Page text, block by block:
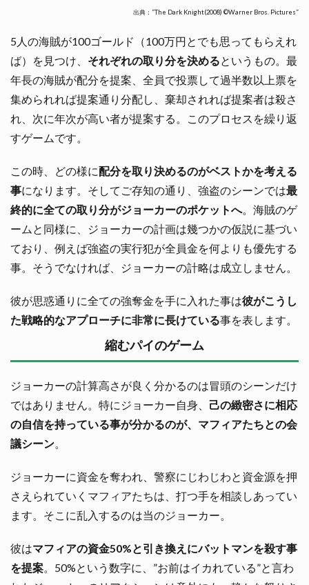
出典：”The Dark Knight(2008) ©Warner Bros. Pictures”
5人の海賊が100ゴールド（100万円とでも思ってもらえれ
ば）を見つけ、 それぞれの取り分を決める というもの。最
年長の海賊が配分を提案、全員で投票して過半数以上票を
集められれば提案通り分配し、棄却されれば提案者は殺さ
れ、次に年次が高い者が提案する。このプロセスを繰り返
すゲームです。
この時、どの様に配分を取り決めるのがベストかを考える
事になります。そしてご存知の通り、強盗のシーンでは最
終的に全ての取り分がジョーカーのポケットへ。海賊のゲ
ームと同様に、ジョーカーの計画は幾つかの仮説に基づい
ており、例えば強盗の実行犯が全員金を何よりも優先する
事。そうでなければ、ジョーカーの計略は成立しません。
彼が思惑通りに全ての強奪金を手に入れた事は彼がこうし
た戦略的なアプローチに非常に長けている事を表します。
縮むパイのゲーム
ジョーカーの計算高さが良く分かるのは冒頭のシーンだけ
ではありません。特にジョーカー自身、 己の緻密さに相応
の自信を持っている事が分かるのが、マフィアたちとの会
議シーン。
ジョーカーに資金を奪われ、警察にじわじわと資金源を押
さえられていくマフィアたちは、打つ手を相談しあってい
ます。そこに乱入するのは当のジョーカー。
彼はマフィアの資金50%と引き換えにバットマンを殺す事
を提案。50%という数字に、”お前はイカれている”と言わ